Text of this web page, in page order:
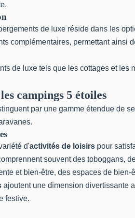
de luxe réside dans les
complémentaires, permettant ainsi
de luxe tels que les cottages et
campings 5 étoiles
par une gamme étendue de
d'activités de loisirs pour
souvent des toboggans,
et bien-être, des espaces de bien-
ajoutent une dimension divertissante
festive.